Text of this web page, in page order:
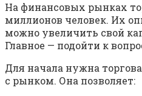
На финансовых рынках
миллионов человек. Их
можно увеличить свой
Главное — подойти к
Для начала нужна
с рынком. Она позволяет: